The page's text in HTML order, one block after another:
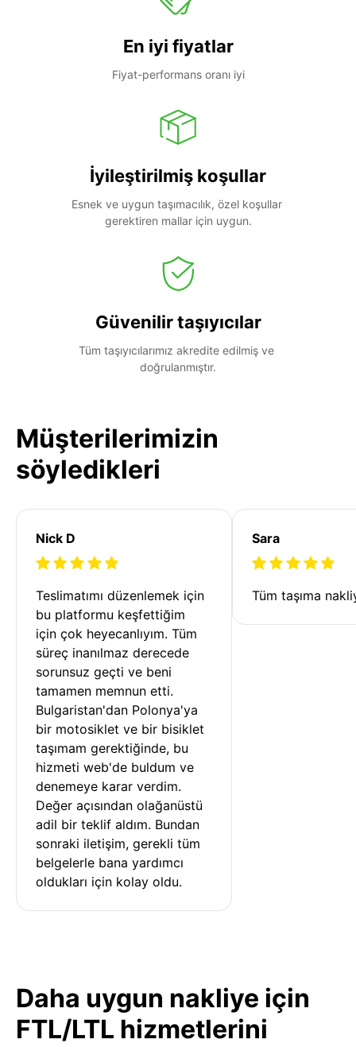
En iyi fiyatlar
Fiyat-performans oranı iyi
İyileştirilmiş koşullar
Esnek ve uygun taşımacılık, özel koşullar
gerektiren mallar için uygun.
Güvenilir taşıyıcılar
Tüm taşıyıcılarımız akredite edilmiş ve
doğrulanmıştır.
Müşterilerimizin
söyledikleri
Nick D
Teslimatımı düzenlemek için
bu platformu keşfettiğim
için çok heyecanlıyım. Tüm
süreç inanılmaz derecede
sorunsuz geçti ve beni
tamamen memnun etti.
Bulgaristan'dan Polonya'ya
bir motosiklet ve bir bisiklet
taşımam gerektiğinde, bu
hizmeti web'de buldum ve
denemeye karar verdim.
Değer açısından olağanüstü
adil bir teklif aldım. Bundan
sonraki iletişim, gerekli tüm
belgelerle bana yardımcı
oldukları için kolay oldu.
Sara
Tüm taşıma
Daha uygun nakliye için
FTL/LTL hizmetlerini